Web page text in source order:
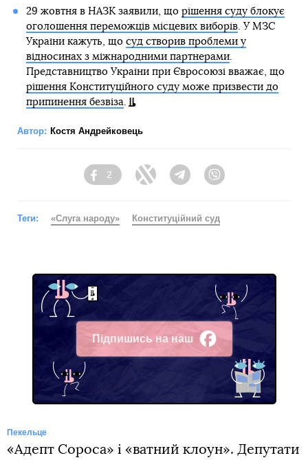
29 жовтня в НАЗК заявили, що рішення суду блокує
оголошення переможців місцевих виборів. У МЗС
України кажуть, що суд створив проблеми у
відносинах з міжнародними партнерами.
Представництво України при Євросоюзі вважає, що
рішення Конституційного суду може призвести до
припинення безвіза.
Автор: Костя Андрейковець
Facebook
2
Twitter Telegram
Теги: «Слуга народу» Конституційний суд
Підпишись на наш
Facebook
Пекельце
«Адепт Сороса» і «ватний клоун». Депутати